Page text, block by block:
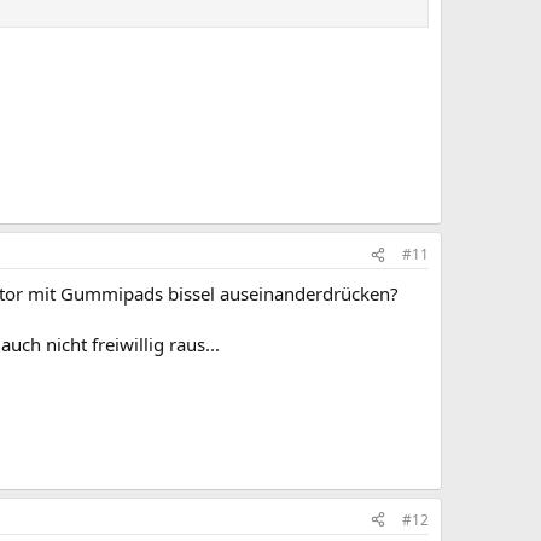
#11
mit Gummipads bissel auseinanderdrücken?
nicht freiwillig raus...
#12